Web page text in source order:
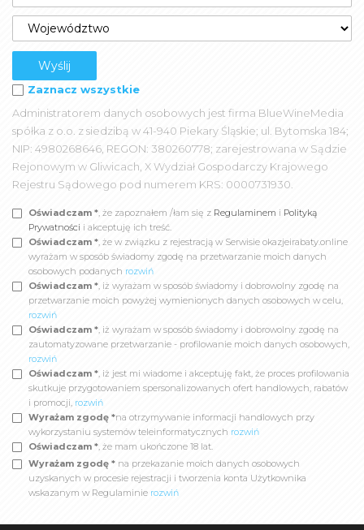
Zaznacz wszystkie
Administratorem danych osobowych jest firma BlueWineMedia
spółka z o.o. z siedzibą w 41-940 Piekary Śląskie; ul. Bytomska 184;
NIP: 4980268646, REGON: 380260778; zarejestrowana w Sądzie
Rejonowym w Gliwicach, X Wydział Gospodarczy Krajowego
Rejestru Sądowego pod numerem KRS: 0000731930.
Oświadczam *, że zapoznałem /łam się z Regulaminem i Polityką
Prywatności i akceptuję ich treść.
Oświadczam *, że w związku z rejestracją w Serwisie okazjeirabaty.online
wyrażam w sposób świadomy zgodę na przetwarzanie moich danych
osobowych podanych rozwiń
Oświadczam *, iż wyrażam w sposób świadomy i dobrowolny zgodę na
przetwarzanie moich powyżej wymienionych danych osobowych w celu,
rozwiń
Oświadczam *, iż wyrażam w sposób świadomy i dobrowolny zgodę na
zautomatyzowane przetwarzanie - profilowanie moich danych osobowych,
rozwiń
Oświadczam *, iż jest mi wiadome i akceptuję fakt, że proces profilowania
skutkuje przygotowaniem spersonalizowanych ofert handlowych, rabatów
i promocji, rozwiń
Wyrażam zgodę *na otrzymywanie informacji handlowych przy
wykorzystaniu systemów teleinformatycznych rozwiń
Oświadczam *, że mam ukończone 18 lat.
Wyrażam zgodę * na przekazanie moich danych osobowych
uzyskanych w procesie rejestracji i tworzenia konta Użytkownika
wskazanym w Regulaminie rozwiń